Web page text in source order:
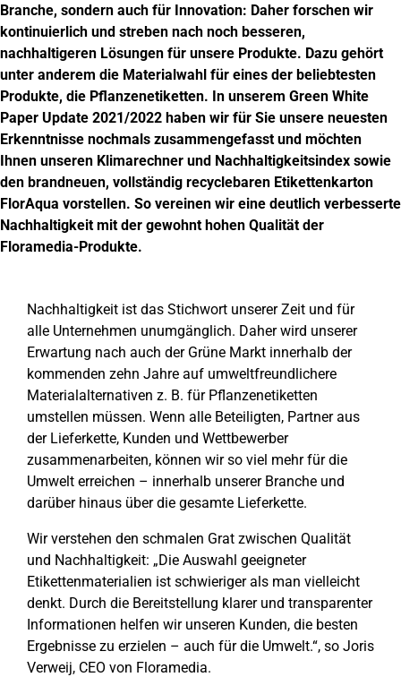
Branche, sondern auch für Innovation: Daher forschen wir
kontinuierlich und streben nach noch besseren,
nachhaltigeren Lösungen für unsere Produkte. Dazu gehört
unter anderem die Materialwahl für eines der beliebtesten
Produkte, die Pflanzenetiketten. In unserem Green White
Paper Update 2021/2022 haben wir für Sie unsere neuesten
Erkenntnisse nochmals zusammengefasst und möchten
Ihnen unseren Klimarechner und Nachhaltigkeitsindex sowie
den brandneuen, vollständig recyclebaren Etikettenkarton
FlorAqua vorstellen. So vereinen wir eine deutlich verbesserte
Nachhaltigkeit mit der gewohnt hohen Qualität der
Floramedia-Produkte.
Nachhaltigkeit ist das Stichwort unserer Zeit und für
alle Unternehmen unumgänglich. Daher wird unserer
Erwartung nach auch der Grüne Markt innerhalb der
kommenden zehn Jahre auf umweltfreundlichere
Materialalternativen z. B. für Pflanzenetiketten
umstellen müssen. Wenn alle Beteiligten, Partner aus
der Lieferkette, Kunden und Wettbewerber
zusammenarbeiten, können wir so viel mehr für die
Umwelt erreichen – innerhalb unserer Branche und
darüber hinaus über die gesamte Lieferkette.
Wir verstehen den schmalen Grat zwischen Qualität
und Nachhaltigkeit: „Die Auswahl geeigneter
Etikettenmaterialien ist schwieriger als man vielleicht
denkt. Durch die Bereitstellung klarer und transparenter
Informationen helfen wir unseren Kunden, die besten
Ergebnisse zu erzielen – auch für die Umwelt.“, so Joris
Verweij, CEO von Floramedia.